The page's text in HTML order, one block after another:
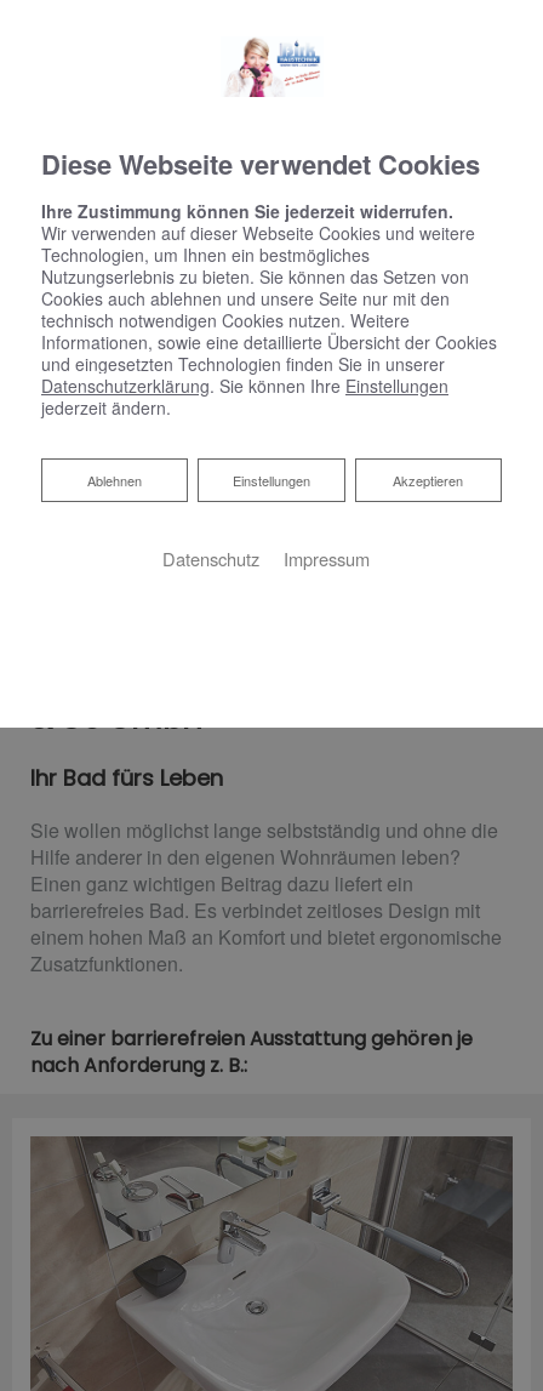
& Co GmbH
Ihr Bad fürs Leben
Sie wollen möglichst lange selbstständig und ohne die
Hilfe anderer in den eigenen Wohnräumen leben?
Einen ganz wichtigen Beitrag dazu liefert ein
barrierefreies Bad. Es verbindet zeitloses Design mit
einem hohen Maß an Komfort und bietet ergonomische
Zusatzfunktionen.
Zu einer barrierefreien Ausstattung gehören je
nach Anforderung z. B.:
Diese Webseite verwendet Cookies
Ihre Zustimmung können Sie jederzeit widerrufen.
Wir verwenden auf dieser Webseite Cookies und weitere
Technologien, um Ihnen ein bestmögliches
Nutzungserlebnis zu bieten. Sie können das Setzen von
Cookies auch ablehnen und unsere Seite nur mit den
technisch notwendigen Cookies nutzen. Weitere
Informationen, sowie eine detaillierte Übersicht der Cookies
und eingesetzten Technologien finden Sie in unserer
Datenschutzerklärung. Sie können Ihre Einstellungen
jederzeit ändern.
Akzeptieren
Einstellungen
Ablehnen
Ablehnen
Datenschutz Impressum